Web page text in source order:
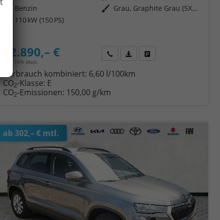
Benzin Außenfarbe
Grau, Graphite Grau (5X5X)
110 kW (150 PS)
32.890,– €
incl. 19% MwSt.
Wir rufen Sie an
Fahrzeugexposé (PDF)
Fahrzeug parken
Verbrauch kombiniert: 6,60 l/100km
CO2-Klasse: E
CO2-Emissionen: 150,00 g/km
ab 302,– € mtl.